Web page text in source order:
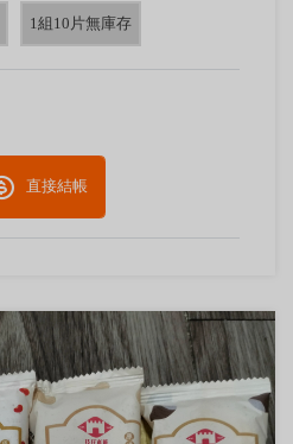
1組10片無庫存
直接結帳